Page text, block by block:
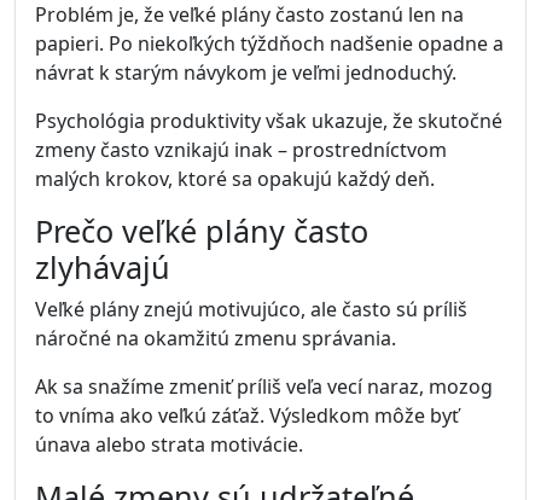
Problém je, že veľké plány často zostanú len na
papieri. Po niekoľkých týždňoch nadšenie opadne a
návrat k starým návykom je veľmi jednoduchý.
Psychológia produktivity však ukazuje, že skutočné
zmeny často vznikajú inak – prostredníctvom
malých krokov, ktoré sa opakujú každý deň.
Prečo veľké plány často
zlyhávajú
Veľké plány znejú motivujúco, ale často sú príliš
náročné na okamžitú zmenu správania.
Ak sa snažíme zmeniť príliš veľa vecí naraz, mozog
to vníma ako veľkú záťaž. Výsledkom môže byť
únava alebo strata motivácie.